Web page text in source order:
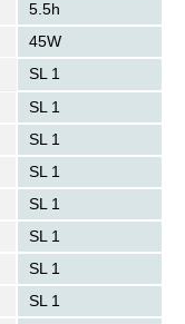
5.5h
45W
SL 1
SL 1
SL 1
SL 1
SL 1
SL 1
SL 1
SL 1